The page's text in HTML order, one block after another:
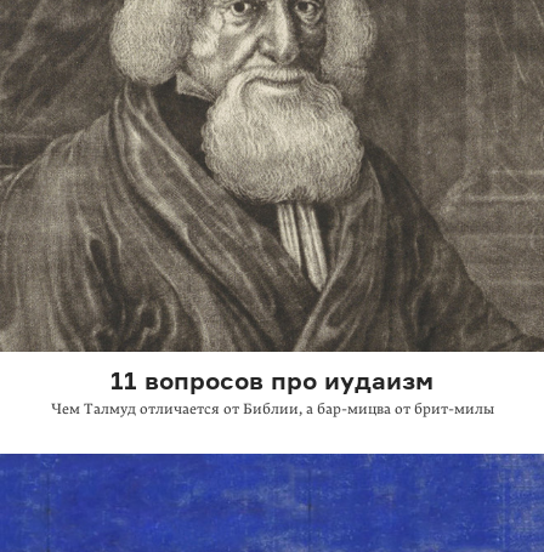
11 вопросов про иудаизм
Чем Талмуд отличается от Библии, а бар-мицваот брит-милы